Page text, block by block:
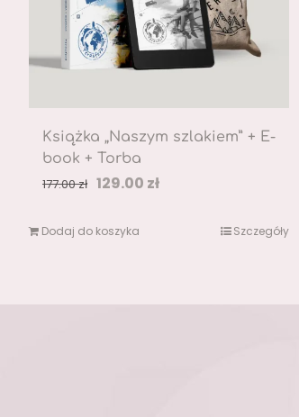
Książka „Naszym szlakiem” + E-
book + Torba
177.00zł Pierwotna
wynosiła:
129.00 złAktualna
Dodaj do koszyka Szczegóły